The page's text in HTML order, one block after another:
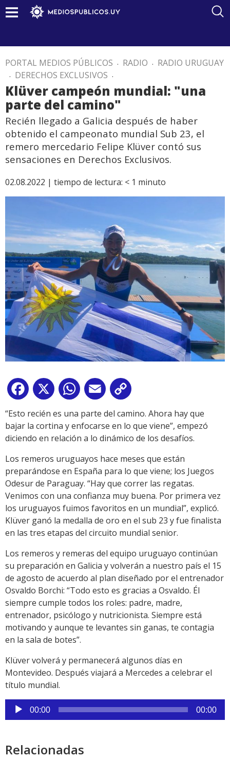
PORTAL MEDIOS PÚBLICOS . RADIO . RADIO URUGUAY
. DERECHOS EXCLUSIVOS .
Klüver campeón mundial: "una
parte del camino"
Recién llegado a Galicia después de haber
obtenido el campeonato mundial Sub 23, el
remero mercedario Felipe Klüver contó sus
sensaciones en Derechos Exclusivos.
02.08.2022 | tiempo de lectura: < 1 minuto
Facebook
X WhatsApp
Email
Link
“Esto recién es una parte del camino. Ahora hay que
bajar la cortina y enfocarse en lo que viene”, empezó
diciendo en relación a lo dinámico de los desafíos.
Los remeros uruguayos hace meses que están
preparándose en España para lo que viene; los Juegos
Odesur de Paraguay. “Hay que correr las regatas.
Venimos con una confianza muy buena. Por primera vez
los uruguayos fuimos favoritos en un mundial”, explicó.
Klüver ganó la medalla de oro en el sub 23 y fue finalista
en las tres etapas del circuito mundial senior.
Los remeros y remeras del equipo uruguayo continúan
su preparación en Galicia y volverán a nuestro país el 15
de agosto de acuerdo al plan diseñado por el entrenador
Osvaldo Borchi: “Todo esto es gracias a Osvaldo. Él
siempre cumple todos los roles: padre, madre,
entrenador, psicólogo y nutricionista. Siempre está
motivando y aunque te levantes sin ganas, te contagia
en la sala de botes”.
Klüver volverá y permanecerá algunos días en
Montevideo. Después viajará a Mercedes a celebrar el
título mundial.
Reproductor
de
00:00 00:00
Relacionadas